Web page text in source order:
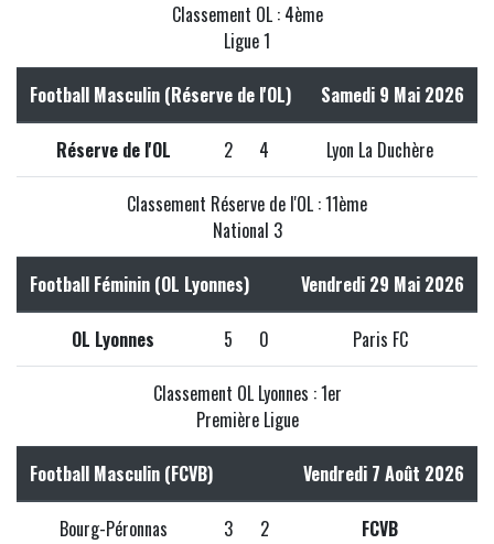
Classement OL : 4ème
Ligue 1
Football Masculin (Réserve de l'OL) Samedi 9 Mai 2026
Réserve de l'OL 2 4 Lyon La Duchère
Classement Réserve de l'OL : 11ème
National 3
Football Féminin (OL Lyonnes) Vendredi 29 Mai 2026
OL Lyonnes 5 0 Paris FC
Classement OL Lyonnes : 1er
Première Ligue
Football Masculin (FCVB) Vendredi 7 Août 2026
Bourg-Péronnas 3 2 FCVB